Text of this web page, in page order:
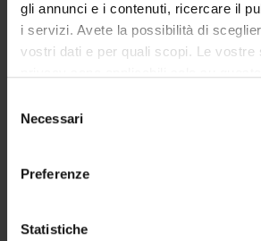
gli annunci e i contenuti, ricercare il
i servizi. Avete la possibilità di
vostri dati e per quali scopi. Le vostre
modificare o revocare il proprio
momento dalla Dichiarazione sui
raccogliere informazioni sulla
delNecessari
Preferenze
Statistiche
Claudio Sorio
Associate Professor
Pathological Anatomy Section